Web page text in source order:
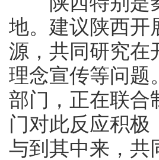
地。建议陕西开
源，共同研究在
理念宣传等问题
部门，正在联合
门对此反应积极
与到其中来，共